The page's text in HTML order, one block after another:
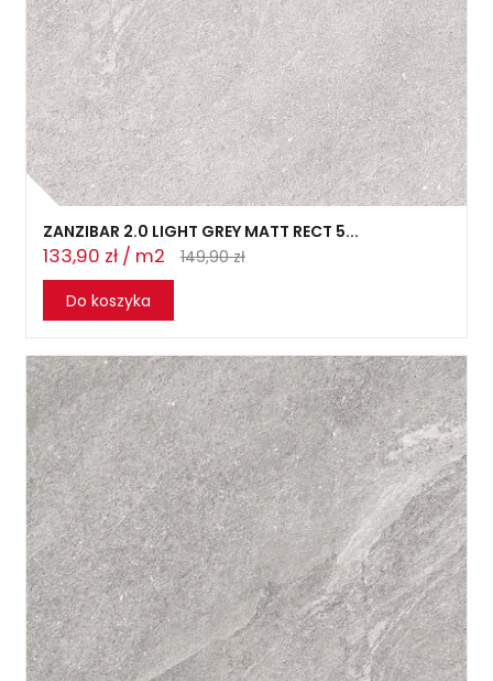
ZANZIBAR 2.0 LIGHT GREY MATT RECT 5...
133,90 zł / m2
149,90 zł
Do koszyka